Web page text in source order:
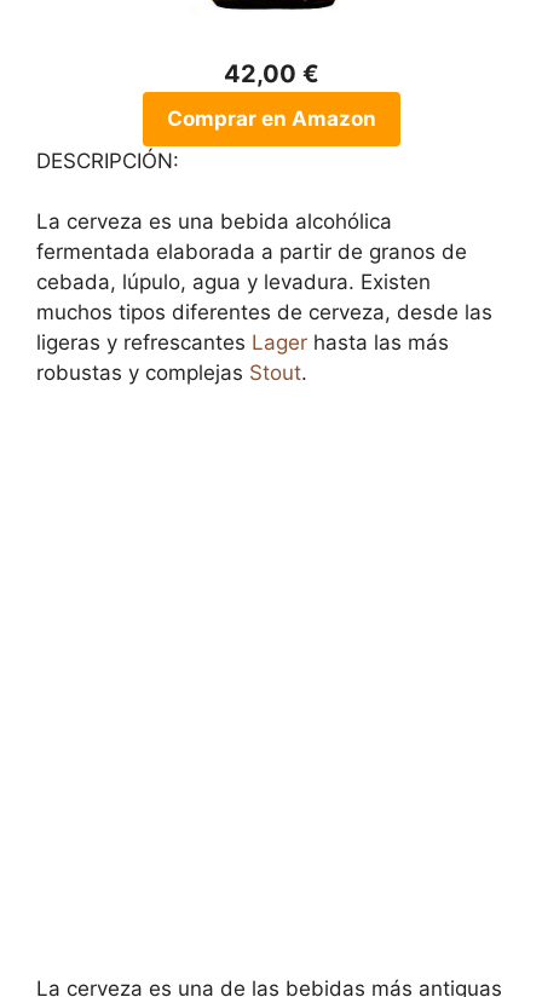
42,00 €
Comprar en Amazon
DESCRIPCIÓN:
La cerveza es una bebida alcohólica
fermentada elaborada a partir de granos de
cebada, lúpulo, agua y levadura. Existen
muchos tipos diferentes de cerveza, desde las
ligeras y refrescantes Lager hasta las más
robustas y complejas Stout.
La cerveza es una de las bebidas más antiguas